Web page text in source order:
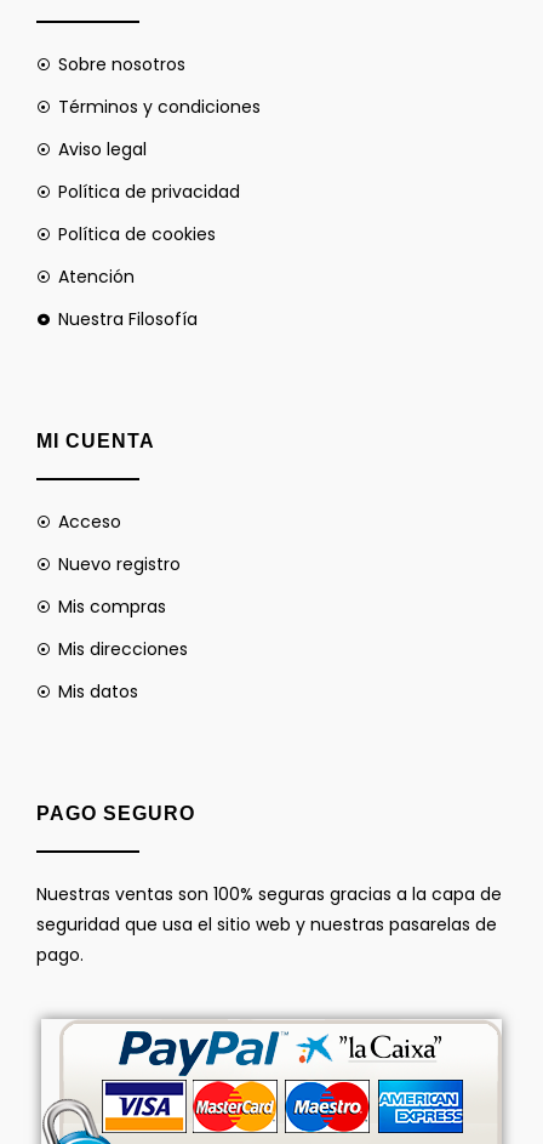
Sobre nosotros
Términos y condiciones
Aviso legal
Política de privacidad
Política de cookies
Atención
Nuestra Filosofía
MI CUENTA
Acceso
Nuevo registro
Mis compras
Mis direcciones
Mis datos
PAGO SEGURO
Nuestras ventas son 100% seguras gracias a la capa de
seguridad que usa el sitio web y nuestras pasarelas de
pago.